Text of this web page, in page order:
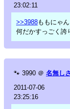
23:02:11
>>3988ももにゃ
何だかすっごく誇
🐾 3990 ＠ 名無し
2011-07-06
23:25:16